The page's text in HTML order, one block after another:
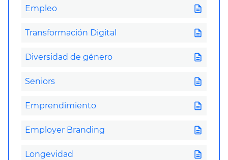
Empleo description
Transformación Digital description
Diversidad de género description
Seniors description
Emprendimiento description
Employer Branding description
Longevidad description